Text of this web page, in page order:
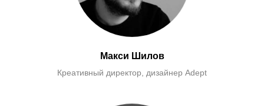
Макси Шилов
Креативный директор, дизайнер Adept